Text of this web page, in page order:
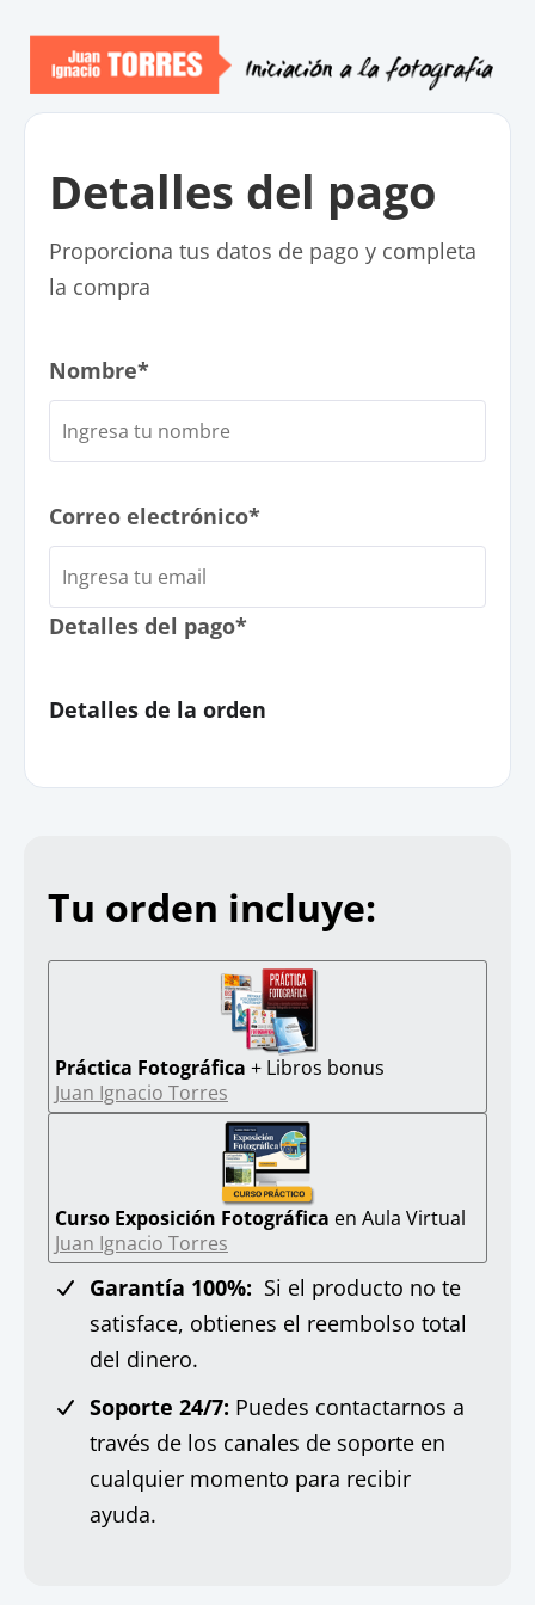
Detalles del pago
Proporciona tus datos de pago y completa
la compra
Nombre*
Correo electrónico*
Detalles del pago*
Detalles de la orden
Tu orden incluye:
Práctica Fotográfica + Libros bonus
Juan Ignacio Torres
Curso Exposición Fotográfica en Aula Virtual
Juan Ignacio Torres
Garantía 100%: Si el producto no te
satisface, obtienes el reembolso total
del dinero.
Soporte 24/7: Puedes contactarnos a
través de los canales de soporte en
cualquier momento para recibir
ayuda.